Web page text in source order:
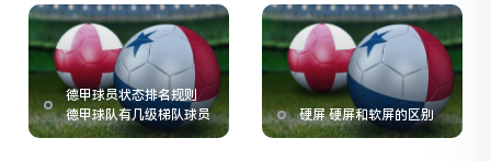
德甲球员状态排名规则
德甲球队有几级梯队球员
硬屏 硬屏和软屏的区别